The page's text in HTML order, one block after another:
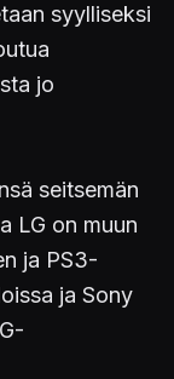
syylliseksi
jo
seitsemän
LG on muun
ja PS3-
ja Sony